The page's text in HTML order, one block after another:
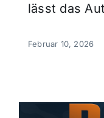
lässt das
Februar 10, 2026